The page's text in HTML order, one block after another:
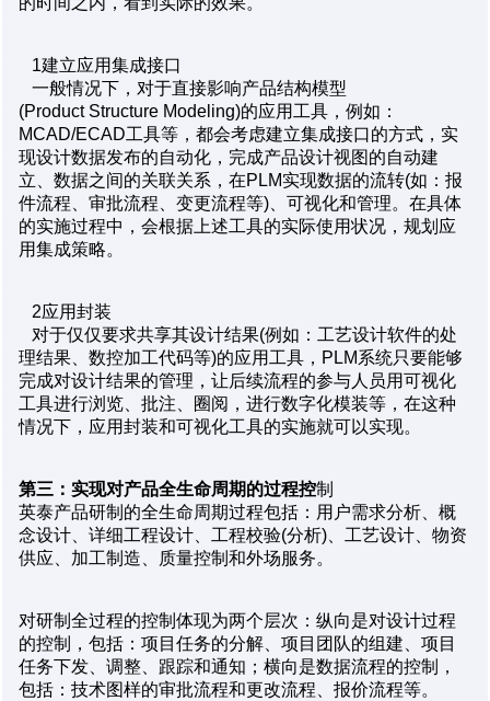
1建立应用集成接口
一般情况下，对于直接影响产品结构模型
(Product Structure Modeling)的应用工具，例如：
MCAD/ECAD工具等，都会考虑建立集成接口的方式，实
现设计数据发布的自动化，完成产品设计视图的自动建
立、数据之间的关联关系，在PLM实现数据的流转(如：报
件流程、审批流程、变更流程等)、可视化和管理。在具体
的实施过程中，会根据上述工具的实际使用状况，规划应
用集成策略。
2应用封装
对于仅仅要求共享其设计结果(例如：工艺设计软件的处
理结果、数控加工代码等)的应用工具，PLM系统只要能够
完成对设计结果的管理，让后续流程的参与人员用可视化
工具进行浏览、批注、圈阅，进行数字化模装等，在这种
情况下，应用封装和可视化工具的实施就可以实现。
第三：实现对产品全生命周期的过程控制
英泰产品研制的全生命周期过程包括：用户需求分析、概
念设计、详细工程设计、工程校验(分析)、工艺设计、物资
供应、加工制造、质量控制和外场服务。
对研制全过程的控制体现为两个层次：纵向是对设计过程
的控制，包括：项目任务的分解、项目团队的组建、项目
任务下发、调整、跟踪和通知；横向是数据流程的控制，
包括：技术图样的审批流程和更改流程、报价流程等。